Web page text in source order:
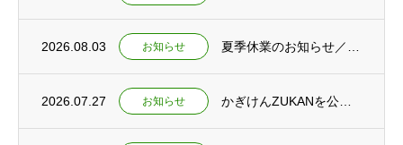
2026.08.03 お知らせ
2026.07.27 お知らせ